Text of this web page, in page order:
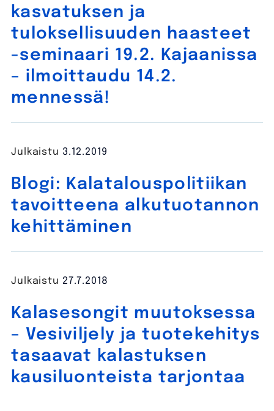
kasvatuksen ja
tuloksellisuuden haasteet
-seminaari 19.2. Kajaanissa
– ilmoittaudu 14.2.
mennessä!
Blogi: Kalatalouspolitiikan
tavoitteena alkutuotannon
kehittäminen
Julkaistu 3.12.2019
Kalasesongit muutoksessa
– Vesiviljely ja tuotekehitys
tasaavat kalastuksen
kausiluonteista tarjontaa
Julkaistu 27.7.2018